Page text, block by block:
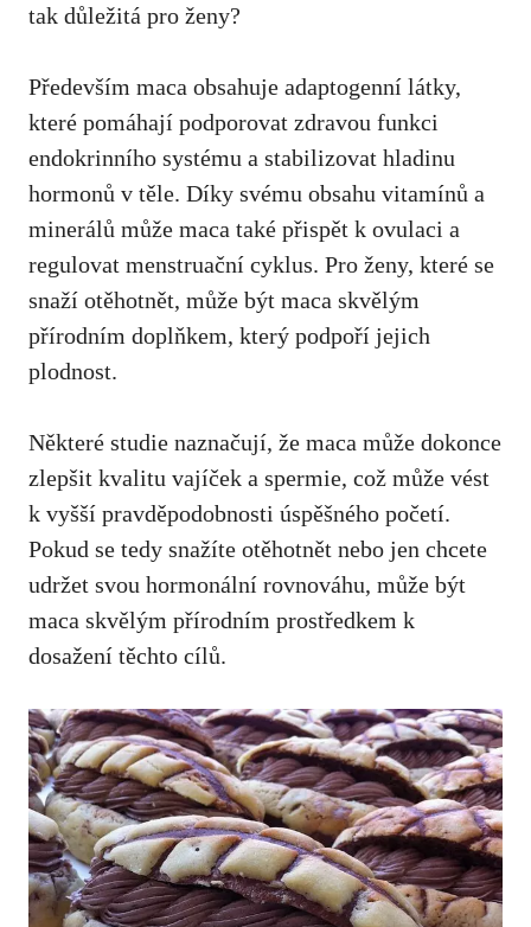
tak důležitá pro ženy?
Především maca obsahuje adaptogenní látky,
které pomáhají podporovat zdravou funkci
endokrinního systému a stabilizovat hladinu
hormonů v těle. Díky svému obsahu vitamínů a
minerálů může maca také přispět k ovulaci a
regulovat menstruační cyklus. Pro ženy, které se
snaží otěhotnět, může být maca skvělým
přírodním doplňkem, který podpoří jejich
plodnost.
Některé studie naznačují, že maca může dokonce
zlepšit kvalitu vajíček a spermie, což může vést
k vyšší pravděpodobnosti úspěšného početí.
Pokud se tedy snažíte otěhotnět nebo jen chcete
udržet svou hormonální rovnováhu, může být
maca skvělým přírodním prostředkem k
dosažení těchto cílů.